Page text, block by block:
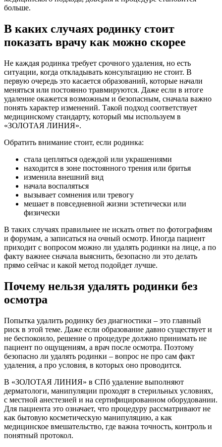
больше.
В каких случаях родинку стоит
показать врачу как можно скорее
Не каждая родинка требует срочного удаления, но есть
ситуации, когда откладывать консультацию не стоит. В
первую очередь это касается образований, которые начали
меняться или постоянно травмируются. Даже если в итоге
удаление окажется возможным и безопасным, сначала важно
понять характер изменений. Такой подход соответствует
медицинскому стандарту, который мы используем в
«ЗОЛОТАЯ ЛИНИЯ».
Обратить внимание стоит, если родинка:
стала цепляться одеждой или украшениями
находится в зоне постоянного трения или бритья
изменила внешний вид
начала воспаляться
вызывает сомнения или тревогу
мешает в повседневной жизни эстетически или
физически
В таких случаях правильнее не искать ответ по фотографиям
и форумам, а записаться на очный осмотр. Иногда пациент
приходит с вопросом можно ли удалять родинки на лице, а по
факту важнее сначала выяснить, безопасно ли это делать
прямо сейчас и какой метод подойдет лучше.
Почему нельзя удалять родинки без
осмотра
Попытка удалить родинку без диагностики – это главный
риск в этой теме. Даже если образование давно существует и
не беспокоило, решение о процедуре должно принимать не
пациент по ощущениям, а врач после осмотра. Поэтому
безопасно ли удалять родинки – вопрос не про сам факт
удаления, а про условия, в которых оно проводится.
В «ЗОЛОТАЯ ЛИНИЯ» в СПб удаление выполняют
дерматологи, манипуляции проходят в стерильных условиях,
с местной анестезией и на сертифицированном оборудовании.
Для пациента это означает, что процедуру рассматривают не
как бытовую косметическую манипуляцию, а как
медицинское вмешательство, где важна точность, контроль и
понятный протокол.